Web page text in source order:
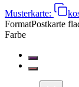
Musterkarte:
FormatPostkarte
Farbe